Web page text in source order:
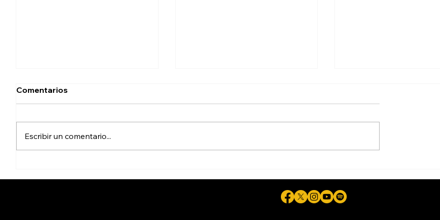
legal de Ingemar; suman 9
años por presunta
agresión a su novia, de 15
vial en 3ra Etapa del
Comentarios
Escribir un comentario...